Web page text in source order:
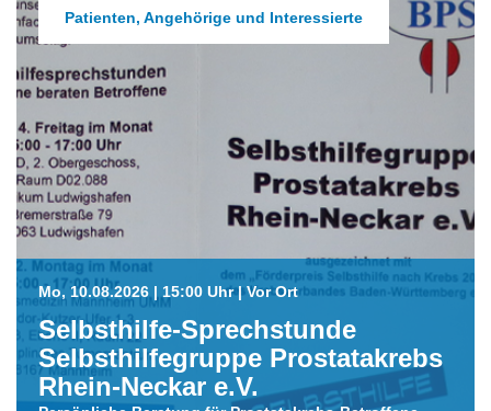
Patienten, Angehörige und Interessierte
Mo, 10.08.2026 | 15:00 Uhr | Vor Ort
Selbsthilfe-Sprechstunde
Selbsthilfegruppe Prostatakrebs
Rhein-Neckar e.V.